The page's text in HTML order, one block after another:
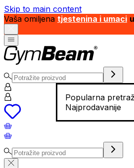
Skip to main content
Vaša omiljena tjestenina i umaci
Popularna
Najprodavanije